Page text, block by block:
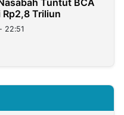
Rp2,8 Triliun
22:51